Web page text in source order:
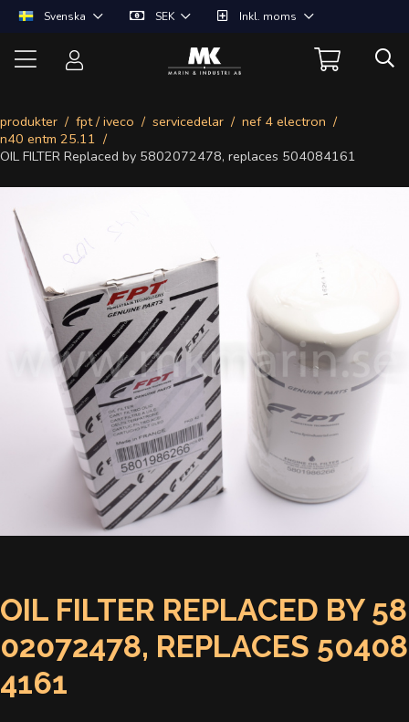
Svenska SEK Inkl. moms
produkter fpt / iveco servicedelar
nef 4 electron
n40 entm 25.11
OIL FILTER Replaced by 5802072478, replaces 504084161
OIL FILTER REPLACED BY 58
02072478, REPLACES 50408
4161